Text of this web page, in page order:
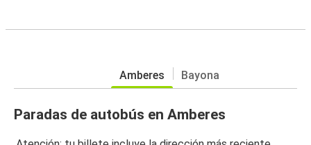
Amberes Bayona
Paradas de autobús en Amberes